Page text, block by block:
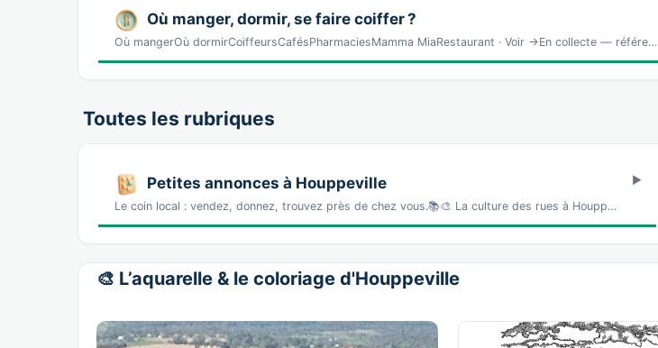
Où manger, dormir, se faire coiffer ?
Où mangerOù dormirCoiffeursCafésPharmaciesMamma MiaRestaurant · Voir →En collecte — référe…
Toutes les rubriques
Petites annonces à Houppeville
Le coin local : vendez, donnez, trouvez près de chez vous.📚🎨 La culture des rues à Houpp…
🎨 L’aquarelle & le coloriage d'Houppeville